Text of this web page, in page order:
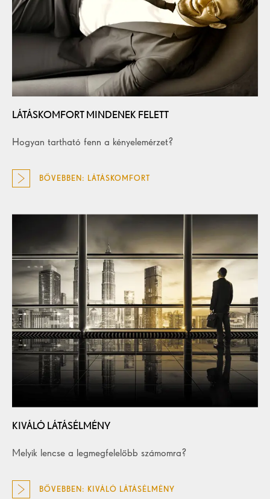
LÁTÁSKOMFORT MINDENEK FELETT
Hogyan tartható fenn a kényelemérzet?
BŐVEBBEN: LÁTÁSKOMFORT
KIVÁLÓ LÁTÁSÉLMÉNY
Melyik lencse a legmegfelelőbb számomra?
BŐVEBBEN: KIVÁLÓ LÁTÁSÉLMÉNY